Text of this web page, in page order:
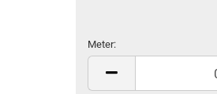
Meter:
Meter